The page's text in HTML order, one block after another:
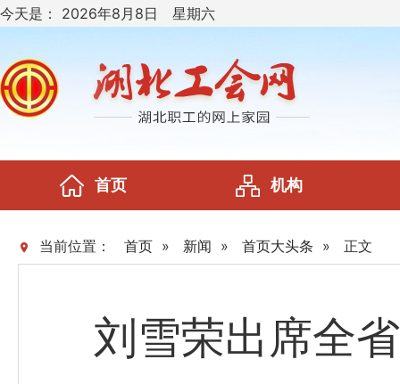
今天是： 2026年8月8日 星期六
首页 机构
当前位置： 首页 » 新闻 » 首页大头条 » 正文
刘雪荣出席全